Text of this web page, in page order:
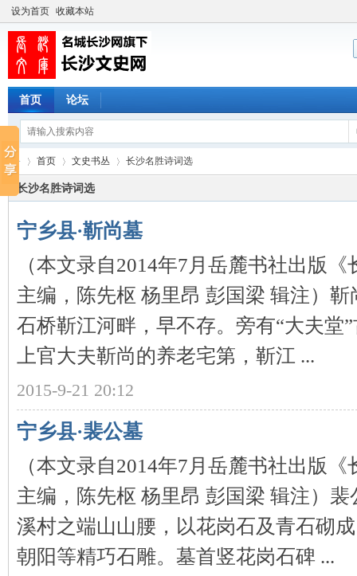
设为首页 收藏本站
首页 论坛
文
›
首页
›
文史书丛
›
长沙名胜诗词选
长沙名胜诗词选
宁乡县·靳尚墓
（本文录自2014年7月岳麓书社出版
主编，陈先枢 杨里昂 彭国梁 辑注）
石桥靳江河畔，早不存。旁有“大夫堂
上官大夫靳尚的养老宅第，靳江 ...
2015-9-21 20:12
宁乡县·裴公墓
（本文录自2014年7月岳麓书社出版
主编，陈先枢 杨里昂 彭国梁 辑注）
溪村之端山山腰，以花岗石及青石砌
朝阳等精巧石雕。墓首竖花岗石碑 ...